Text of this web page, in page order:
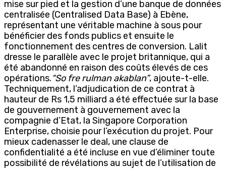
mise sur pied et la gestion d’une banque de données
centralisée (Centralised Data Base) à Ebène,
représentant une véritable machine à sous pour
bénéficier des fonds publics et ensuite le
fonctionnement des centres de conversion. Lalit
dresse le parallèle avec le projet britannique, qui a
été abandonné en raison des coûts élevés de ces
opérations.“So fre rulman akablan”, ajoute-t-elle.
Techniquement, l’adjudication de ce contrat à
hauteur de Rs 1,5 milliard a été effectuée sur la base
de gouvernement à gouvernement avec la
compagnie d’Etat, la Singapore Corporation
Enterprise, choisie pour l’exécution du projet. Pour
mieux cadenasser le deal, une clause de
confidentialité a été incluse en vue d’éliminer toute
possibilité de révélations au sujet de l’utilisation de